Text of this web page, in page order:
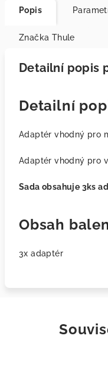
Popis
Značka Thule
Detailní popis
Detailní
Adaptér vhodný pro
Adaptér vhodný pro
Sada obsahuje 3ks
Obsah
3x adaptér